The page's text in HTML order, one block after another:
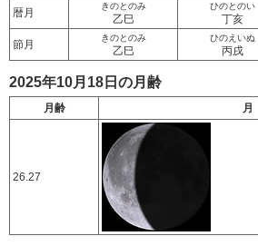
暦月
きのとのみ
乙巳
ひのとのい
丁亥
節月
きのとのみ
乙巳
ひのえいぬ
丙戌
2025年10月18日の月齢
月齢 月
26.27